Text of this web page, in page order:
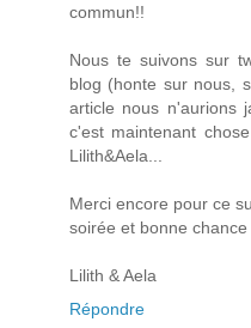
commun!!
Nous te suivons sur
blog (honte sur nous,
article nous n'aurions
c'est maintenant
Lilith&Aela...
Merci encore pour ce
soirée et bonne chance
Lilith & Aela
Répondre